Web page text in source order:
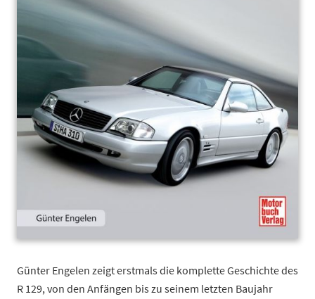
Günter Engelen zeigt erstmals die komplette Geschichte des
R 129, von den Anfängen bis zu seinem letzten Baujahr